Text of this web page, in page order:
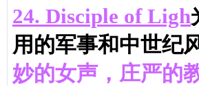
24. Disciple of Ligh
用的军事和中世纪
妙的女声，庄严的